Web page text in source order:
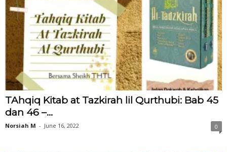
TAhqiq Kitab at Tazkirah lil Qurthubi: Bab 45
dan 46 –...
Norsiah M - June 16, 2022 0